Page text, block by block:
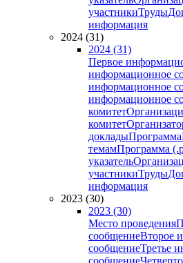
участникиТруды
информация
2024 (31)
2024 (31)
Первое
информационное
информационное
информационное
комитет
комитет
докладыПрограмма
темамПрограмма
указатель
участникиТруды
информация
2023 (30)
2023 (30)
Место проведения
сообщениеВторое
сообщениеТретье
сообщение